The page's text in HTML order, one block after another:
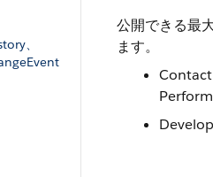
、
公開できる最
ます。